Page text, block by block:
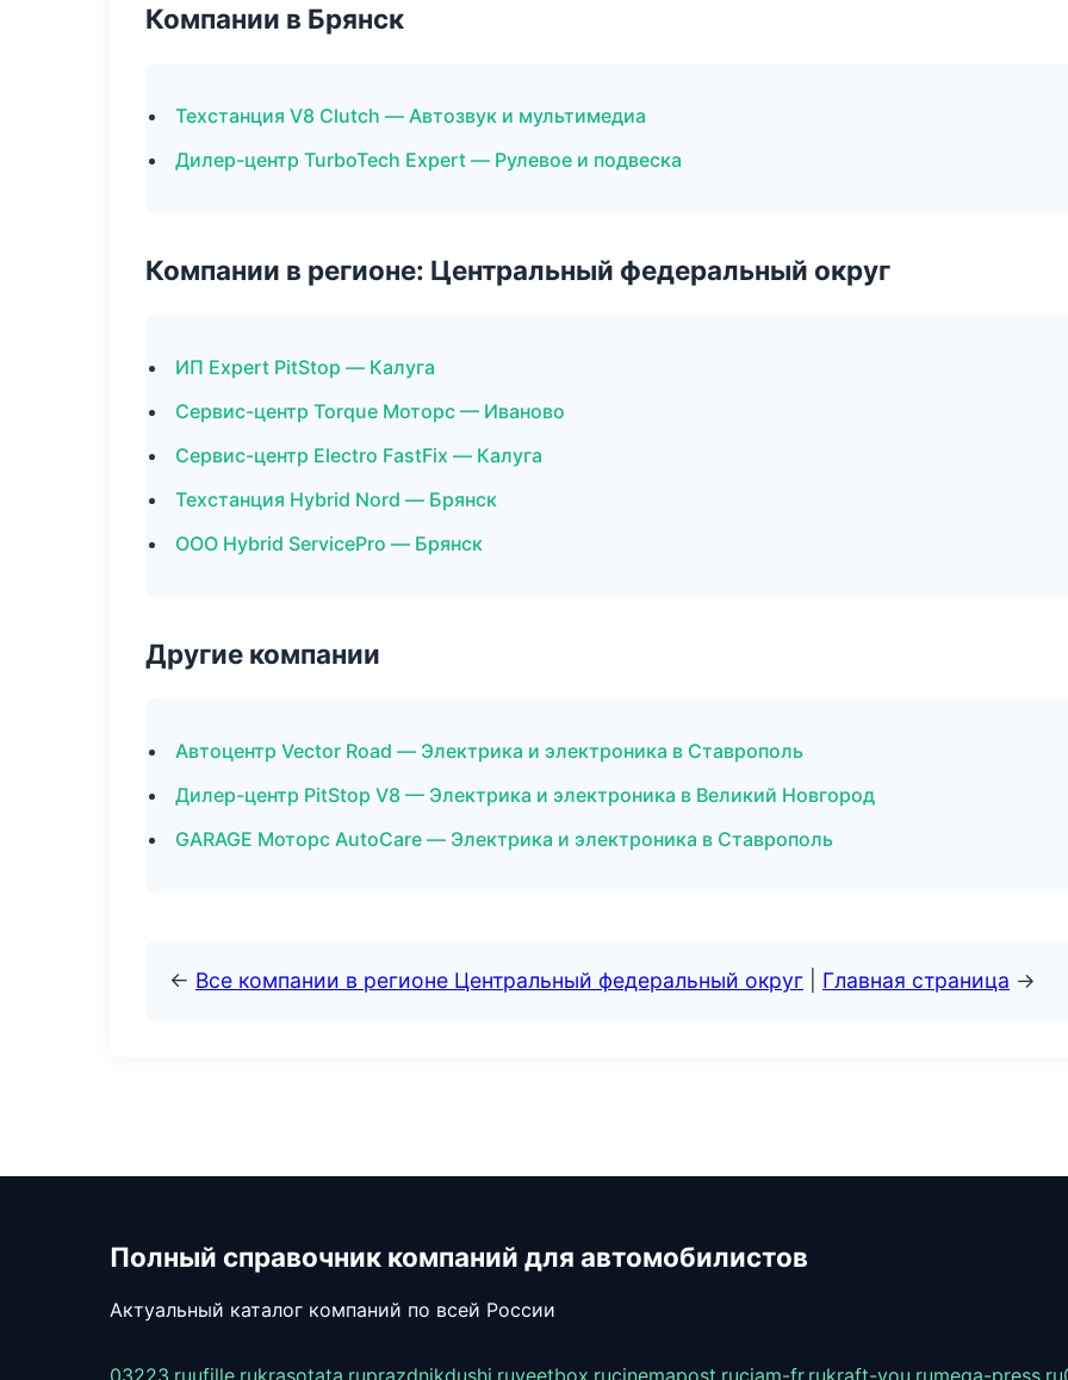
Компании в Брянск
Техстанция V8 Clutch — Автозвук и мультимедиа
Дилер-центр TurboTech Expert — Рулевое и подвеска
Компании в регионе: Центральный федеральный округ
ИП Expert PitStop — Калуга
Сервис-центр Torque Моторс — Иваново
Сервис-центр Electro FastFix — Калуга
Техстанция Hybrid Nord — Брянск
ООО Hybrid ServicePro — Брянск
Другие компании
Автоцентр Vector Road — Электрика и электроника в Ставрополь
Дилер-центр PitStop V8 — Электрика и электроника в Великий Новгород
GARAGE Моторс AutoCare — Электрика и электроника в Ставрополь
← Все компании в регионе Центральный федеральный округ Главная страница →
Полный справочник компаний для автомобилистов
Актуальный каталог компаний по всей России
03223.ruufille.rukrasotata.ruprazdnikdushi.ruveetbox.rucinemapost.ruciam-fr.rukraft-you.rumega-press.ru